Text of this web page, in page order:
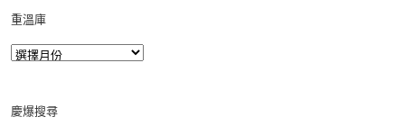
重溫庫
慶爆搜尋